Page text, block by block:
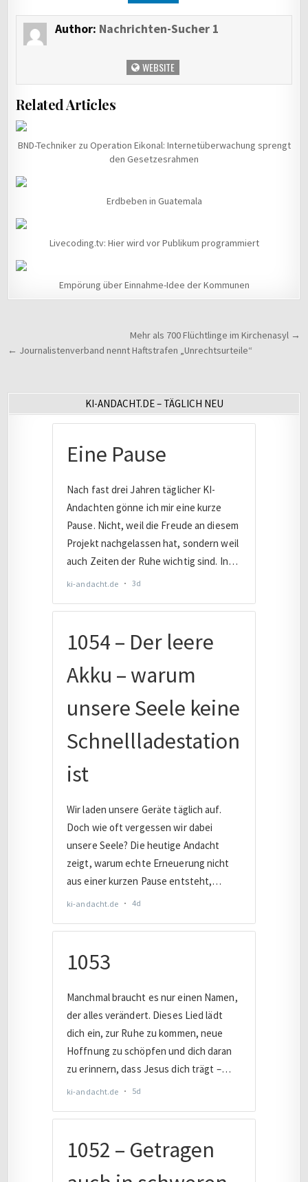
Author: Nachrichten-Sucher 1
WEBSITE
Related Articles
BND-Techniker zu Operation Eikonal: Internetüberwachung sprengt
den Gesetzesrahmen
Erdbeben in Guatemala
Livecoding.tv: Hier wird vor Publikum programmiert
Empörung über Einnahme-Idee der Kommunen
BeitragsnavigationMehr als 700 Flüchtlinge im Kirchenasyl →
← Journalistenverband nennt Haftstrafen „Unrechtsurteile“
KI-ANDACHT.DE – TÄGLICH NEU